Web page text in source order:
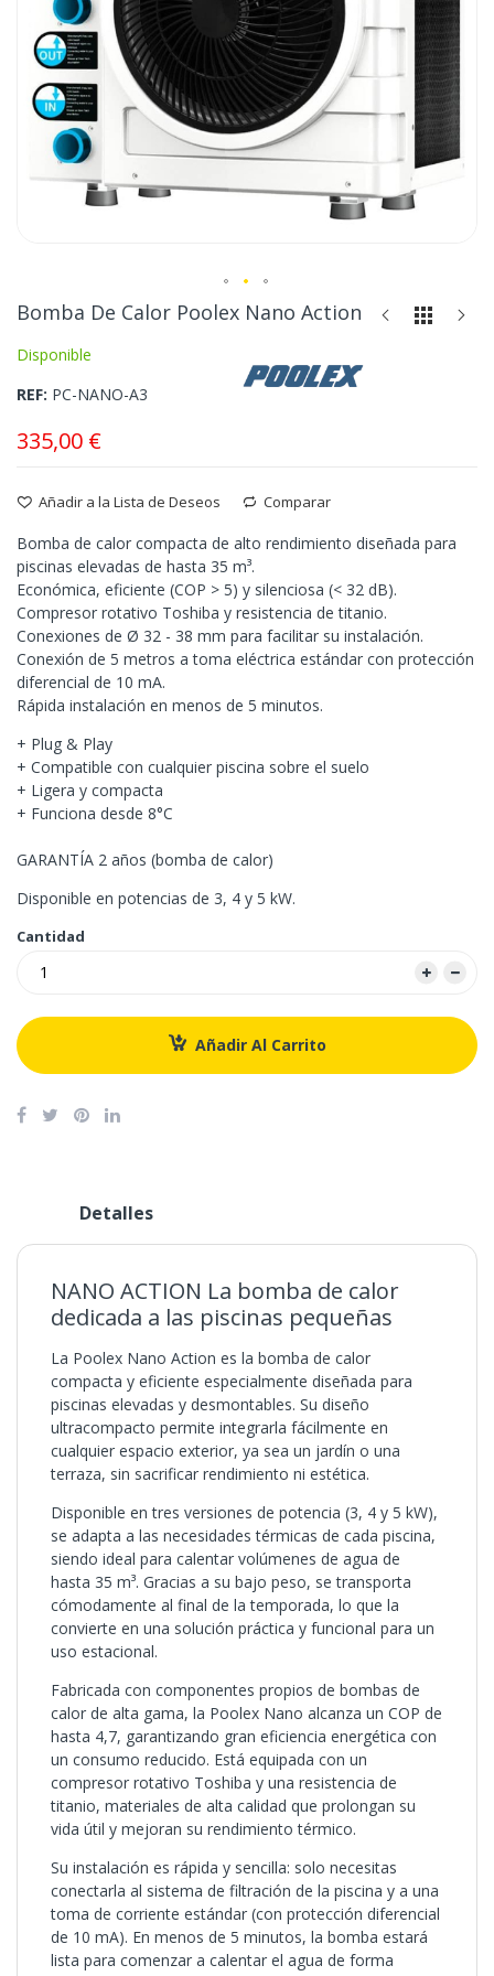
Saltar
comienzo
la
de
Bomba De Calor Poolex Nano Action
Disponible
REF PC-NANO-A3
335,00 €
Añadir a la Lista de Deseos Comparar
Bomba de calor compacta de alto rendimiento diseñada para
piscinas elevadas de hasta 35 m³.
Económica, eficiente (COP > 5) y silenciosa (< 32 dB).
Compresor rotativo Toshiba y resistencia de titanio.
Conexiones de Ø 32 - 38 mm para facilitar su instalación.
Conexión de 5 metros a toma eléctrica estándar con protección
diferencial de 10 mA.
Rápida instalación en menos de 5 minutos.
+ Plug & Play
+ Compatible con cualquier piscina sobre el suelo
+ Ligera y compacta
+ Funciona desde 8°C
GARANTÍA 2 años (bomba de calor)
Disponible en potencias de 3, 4 y 5 kW.
Cantidad
Añadir Al Carrito
Detalles
NANO ACTION La bomba de calor
dedicada a las piscinas pequeñas
La Poolex Nano Action es la bomba de calor
compacta y eficiente especialmente diseñada para
piscinas elevadas y desmontables. Su diseño
ultracompacto permite integrarla fácilmente en
cualquier espacio exterior, ya sea un jardín o una
terraza, sin sacrificar rendimiento ni estética.
Disponible en tres versiones de potencia (3, 4 y 5 kW),
se adapta a las necesidades térmicas de cada piscina,
siendo ideal para calentar volúmenes de agua de
hasta 35 m³. Gracias a su bajo peso, se transporta
cómodamente al final de la temporada, lo que la
convierte en una solución práctica y funcional para un
uso estacional.
Fabricada con componentes propios de bombas de
calor de alta gama, la Poolex Nano alcanza un COP de
hasta 4,7, garantizando gran eficiencia energética con
un consumo reducido. Está equipada con un
compresor rotativo Toshiba y una resistencia de
titanio, materiales de alta calidad que prolongan su
vida útil y mejoran su rendimiento térmico.
Su instalación es rápida y sencilla: solo necesitas
conectarla al sistema de filtración de la piscina y a una
toma de corriente estándar (con protección diferencial
de 10 mA). En menos de 5 minutos, la bomba estará
lista para comenzar a calentar el agua de forma